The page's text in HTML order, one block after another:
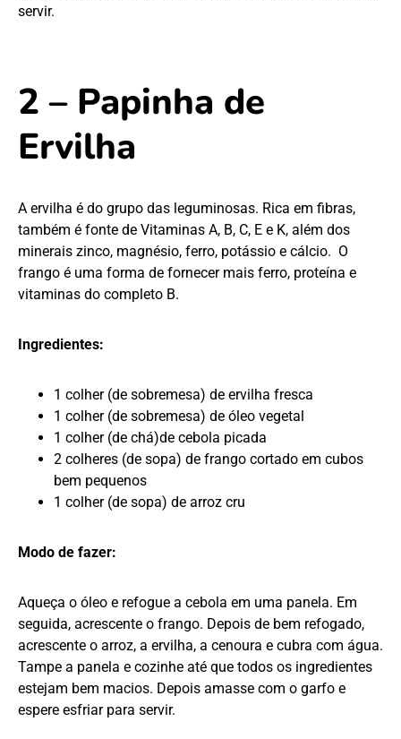
servir.
2 – Papinha de
Ervilha
A ervilha é do grupo das leguminosas. Rica em fibras,
também é fonte de Vitaminas A, B, C, E e K, além dos
minerais zinco, magnésio, ferro, potássio e cálcio. O
frango é uma forma de fornecer mais ferro, proteína e
vitaminas do completo B.
Ingredientes:
1 colher (de sobremesa) de ervilha fresca
1 colher (de sobremesa) de óleo vegetal
1 colher (de chá)de cebola picada
2 colheres (de sopa) de frango cortado em cubos
bem pequenos
1 colher (de sopa) de arroz cru
Modo de fazer:
Aqueça o óleo e refogue a cebola em uma panela. Em
seguida, acrescente o frango. Depois de bem refogado,
acrescente o arroz, a ervilha, a cenoura e cubra com água.
Tampe a panela e cozinhe até que todos os ingredientes
estejam bem macios. Depois amasse com o garfo e
espere esfriar para servir.